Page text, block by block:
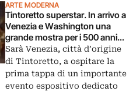
ARTE MODERNA
Tintoretto superstar. In arrivo a
Venezia e Washington una
grande mostra per i 500 anni
dalla sua nascita
Sarà Venezia, città d’origine
di Tintoretto, a ospitare la
prima tappa di un importante
evento espositivo dedicato